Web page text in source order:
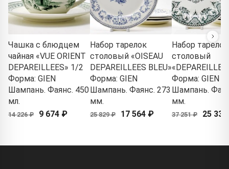
Чашка с блюдцем
чайная «VUE ORIENT
DEPAREILLEES» 1/2
Форма: GIEN
Шампань. Фаянс. 450
мл.
14 226 ₽ 9 674 ₽
Набор тарелок
столовый «OISEAU
DEPAREILLEES BLEU»
Форма: GIEN
Шампань. Фаянс. 273
мм.
25 829 ₽ 17 564 ₽
Набор тарелок
столовый
Форма: GIEN
Шампань.
мм.
37 251 ₽ 25